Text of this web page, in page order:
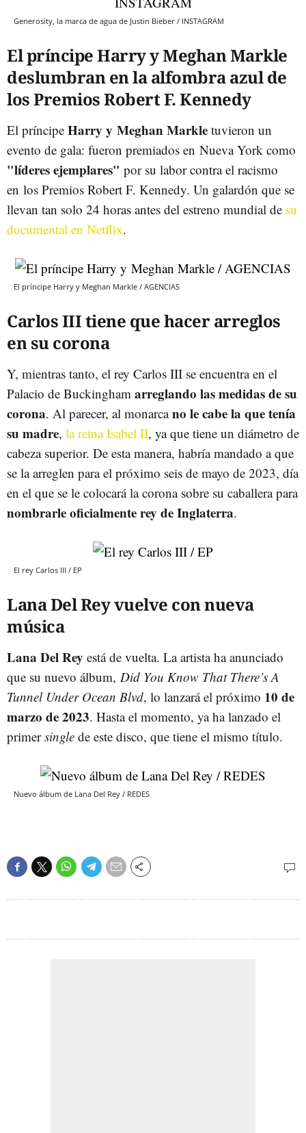
Generosity, la marca de agua de Justin Bieber / INSTAGRAM
El príncipe Harry y Meghan Markle
deslumbran en la alfombra azul de
los Premios Robert F. Kennedy
El príncipe Harry y Meghan Markle tuvieron un
evento de gala: fueron premiados en Nueva York como
"líderes ejemplares" por su labor contra el racismo
en los Premios Robert F. Kennedy. Un galardón que se
llevan tan solo 24 horas antes del estreno mundial de su
documental en Netflix.
El príncipe Harry y Meghan Markle / AGENCIAS
Carlos III tiene que hacer arreglos
en su corona
Y, mientras tanto, el rey Carlos III se encuentra en el
Palacio de Buckingham arreglando las medidas de su
corona. Al parecer, al monarcano le cabe la que tenía
su madre, la reina Isabel II, ya que tiene un diámetro de
cabeza superior. De esta manera, habría mandado a que
se la arreglen para el próximo seis de mayo de 2023, día
en el que se le colocará la corona sobre su caballera para
nombrarle oficialmente rey de Inglaterra.
El rey Carlos III / EP
Lana Del Rey vuelve con nueva
música
Lana Del Rey está de vuelta. La artista ha anunciado
que su nuevo álbum, Did You Know That There’s A
Tunnel Under Ocean Blvd, lo lanzará el próximo 10 de
marzo de 2023. Hasta el momento, ya ha lanzado el
primersingle de este disco, que tiene el mismo título.
Nuevo álbum de Lana Del Rey / REDES